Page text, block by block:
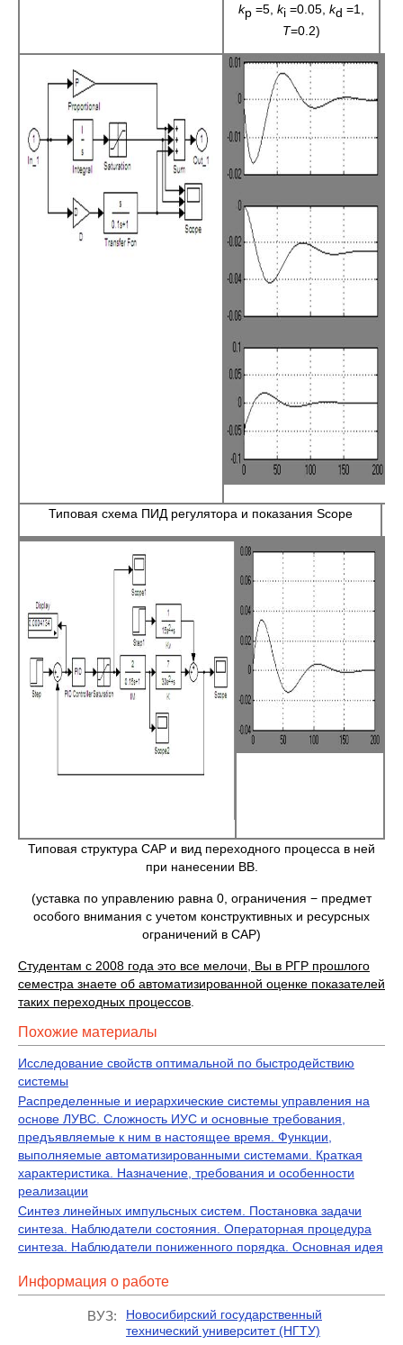
kp =5, ki =0.05, kd =1,
T=0.2)
Типовая схема ПИД регулятора и показания Scope
Типовая структура САР и вид переходного процесса в ней
при нанесении ВВ.
(уставка по управлению равна 0, ограничения − предмет
особого внимания с учетом конструктивных и ресурсных
ограничений в САР)
Студентам с 2008 года это все мелочи, Вы в РГР прошлого
семестра знаете об автоматизированной оценке показателей
таких переходных процессов
Похожие материалы
Исследование свойств оптимальной по быстродействию
системы
Распределенные и иерархические системы управления на
основе ЛУВС. Сложность ИУС и основные требования,
предъявляемые к ним в настоящее время. Функции,
выполняемые автоматизированными системами. Краткая
характеристика. Назначение, требования и особенности
реализации
Синтез линейных импульсных систем. Постановка задачи
синтеза. Наблюдатели состояния. Операторная процедура
синтеза. Наблюдатели пониженного порядка. Основная идея
Информация о работе
ВУЗ:
Новосибирский государственный
технический университет (НГТУ)